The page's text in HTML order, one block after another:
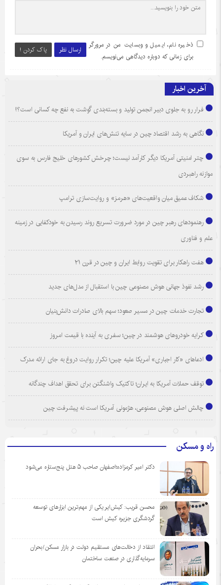
ارسال نظر پاک کردن !
ذخیره نام، ایمیل و وبسایت من در مرورگر
برای زمانی که دوباره دیدگاهی می‌نویسم.
آخرین اخبار
فرار رو به جلوی دبیر انجمن تولید و بسته‌بندی گوشت به نفع چه کسانی است؟!
نگاهی به رشد اقتصاد چین در سایه تنش‌های ایران و آمریکا
چتر امنیتی آمریکا دیگر کارآمد نیست؛ چرخش کشورهای خلیج فارس به سوی
موازنه راهبردی
شکاف عمیق میان واقعیت‌های «هرمز» و روایت‌سازی ترامپ
رهنمودهای رهبر چین در مورد ضرورت تسریع روند رسیدن به خودکفایی در زمینه
علم و فناوری
هفت راهکار برای تقویت روابط ایران و چین در قرن ۲۱
رشد نفوذ جهانی هوش مصنوعی چین با استقبال از مدل‌های جدید
تجارت خدمات چین در مسیر صعود؛ سهم بالای صادرات دانش‌بنیان
کرایه خودروهای هوشمند در چین؛ سفری به آینده با قیمت امروز
ادعاهای «کار اجباری» آمریکا علیه چین؛ تکرار روایت دروغ به جای ارائه مدرک
توقف حملات آمریکا به ایران؛ تاکتیک واشنگتن برای تحقق اهداف چندگانه
چالش اصلی هوش مصنوعی، هژمونی آمریکا است نه پیشرفت چین
راه و مسکن
دکتر امیر کرمزاده؛اصفهان صاحب ۵ هتل پنج‌ستاره می‌شود
محسن قریب: کیش‌ایر یکی از مهم‌ترین ابزارهای توسعه
گردشگری جزیره کیش است
انتقاد از دخالت‌های مستقیم دولت در بازار مسکن/بحران
سرمایه‌گذاری در صنعت ساختمان